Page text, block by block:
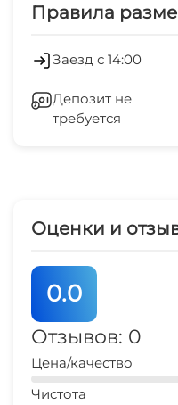
Правила
Заезд с 14:00
Депозит не
требуется
Оценки и
0.0
Отзывов: 0
Цена/качество
Чистота